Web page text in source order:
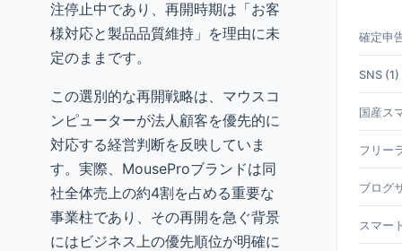
注停止中であり、再開時期は「お客
様対応と製品品質維持」を理由に未
定のままです。
この選別的な再開戦略は、マウスコ
ンピューターが法人顧客を優先的に
対応する経営判断を反映していま
す。実際、MouseProブランドは同
社全体売上の約4割を占める重要な
事業柱であり、その再開を急ぐ背景
にはビジネス上の優先順位が明確に
確定申
SNS (1)
国産ス
フリー
ブログ
スマー